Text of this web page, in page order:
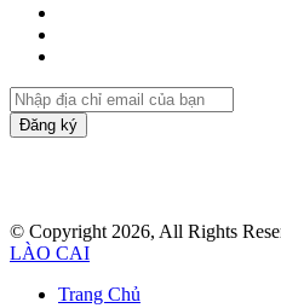
Nhập
địa
chỉ
© Copyright 2026, All Rights
LÀO CAI
Trang Chủ